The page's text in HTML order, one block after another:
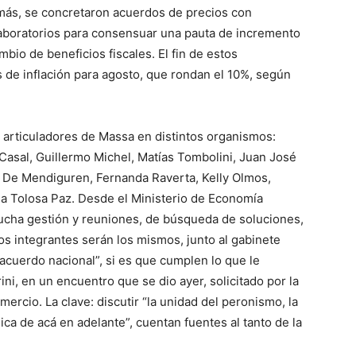
se concretaron acuerdos de precios con
para consensuar una pauta de incremento
de beneficios fiscales. El fin de estos
inflación para agosto, que rondan el 10%, según
de Massa en distintos organismos:
Guillermo Michel, Matías Tombolini, Juan José
Mendiguren, Fernanda Raverta, Kelly Olmos,
Tolosa Paz. Desde el Ministerio de Economía
gestión y reuniones, de búsqueda de soluciones,
integrantes serán los mismos, junto al gabinete
nacional”, si es que cumplen lo que le
en un encuentro que se dio ayer, solicitado por la
La clave: discutir “la unidad del peronismo, la
de acá en adelante”, cuentan fuentes al tanto de la